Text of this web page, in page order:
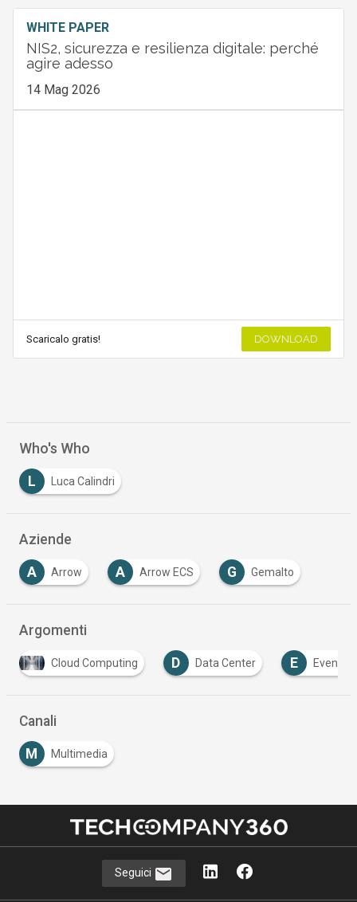
WHITE PAPER
NIS2, sicurezza e resilienza digitale: perché
agire adesso
14 Mag 2026
Scaricalo gratis! DOWNLOAD
Who's Who
L Luca Calindri
Aziende
A Arrow A Arrow ECS G Gemalto
Argomenti
D Data Center Evento P Privacy S
Canali
M Multimedia
Seguici